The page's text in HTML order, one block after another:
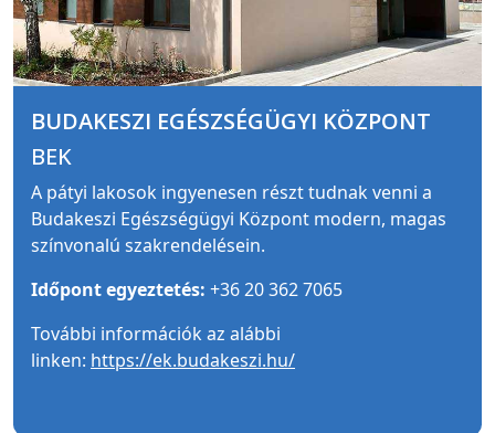
BUDAKESZI EGÉSZSÉGÜGYI KÖZPONT
BEK
A pátyi lakosok ingyenesen részt tudnak venni a
Budakeszi Egészségügyi Központ modern, magas
színvonalú szakrendelésein.
Időpont egyeztetés: +36 20 362 7065
További információk az alábbi
linken: https://ek.budakeszi.hu/